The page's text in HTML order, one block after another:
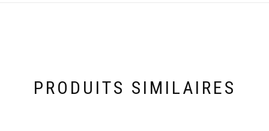
PRODUITS SIMILAIRES